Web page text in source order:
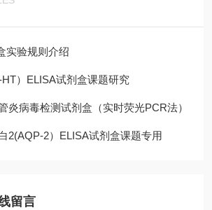
实验规则介绍
）ELISA试剂盒课题研究
炎病毒检测试剂盒（实时荧光PCR法）
2(AQP-2）ELISA试剂盒课题专用
留言